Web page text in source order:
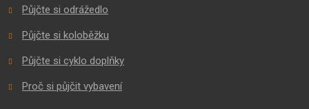
Půjčte si odrážedlo
Půjčte si koloběžku
Půjčte si cyklo doplňky
Proč si půjčit vybavení